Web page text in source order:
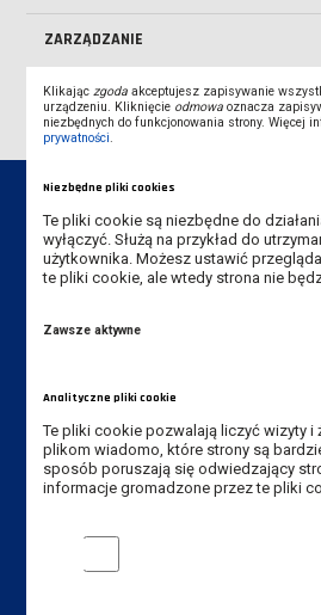
ZARZĄDZANIE
Dane
im. Jana Amosa
Tel. Instytut: +48 65
+48 65 528 78
Klikając zgoda akceptujesz zapisywanie
urządzeniu. Kliknięcie odmowa oznacza
niezbędnych do funkcjonowania strony. Więcej
prywatności
Niezbędne pliki cookies
Te pliki cookie są niezbędne do
wyłączyć. Służą na przykład do
użytkownika. Możesz ustawić
te pliki cookie, ale wtedy strona nie
Zawsze aktywne
Analityczne pliki cookie
Te pliki cookie pozwalają liczyć wizyty i
plikom wiadomo, które strony są
sposób poruszają się odwiedzający
informacje gromadzone przez te pliki
Analityczne pliki cookie